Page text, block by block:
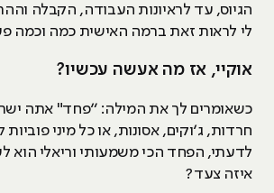
הגיוס, עד לראיונות העבודה, הקבלה
לי לראות זאת ברמה האישית כמה וכמה
אוקיי, אז מה אעשה עכשיו?
כשאומרים לך את המילה: “פחד" אתה
חרדות, ג’וקים, אסונות, או כל מיני פוביות
לדעתי, הפחד הכי משמעותי וריאלי הוא
איזה צעד?